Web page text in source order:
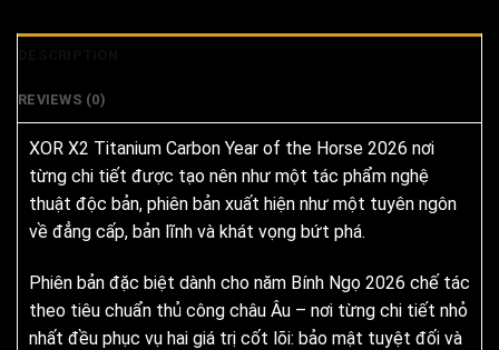
REVIEWS (0)
XOR X2 Titanium Carbon Year of the Horse 2026 nơi
từng chi tiết được tạo nên như một tác phẩm nghệ
thuật độc bản, phiên bản xuất hiện như một tuyên ngôn
về đẳng cấp, bản lĩnh và khát vọng bứt phá.
Phiên bản đặc biệt dành cho năm Bính Ngọ 2026 chế tác
theo tiêu chuẩn thủ công châu Âu – nơi từng chi tiết nhỏ
nhất đều phục vụ hai giá trị cốt lõi: bảo mật tuyệt đối và